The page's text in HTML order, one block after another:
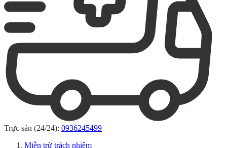
Trực sản (24/24): 0936245499
Miễn trừ trách nhiệm